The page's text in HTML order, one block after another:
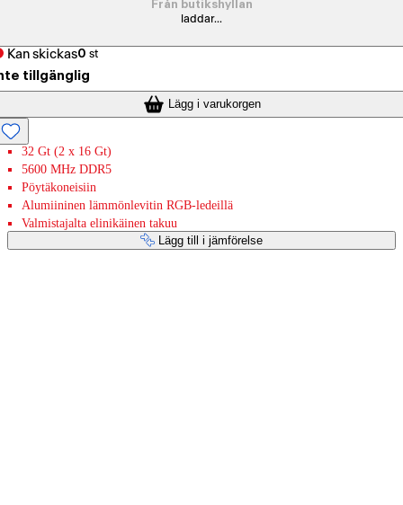
Från butikshyllan
laddar...
Kan skickas0 st
tillgänglig
Lägg i varukorgen
32 Gt (2 x 16 Gt)
5600 MHz DDR5
Pöytäkoneisiin
Alumiininen lämmönlevitin RGB-ledeillä
Valmistajalta elinikäinen takuu
Lägg till i jämförelse